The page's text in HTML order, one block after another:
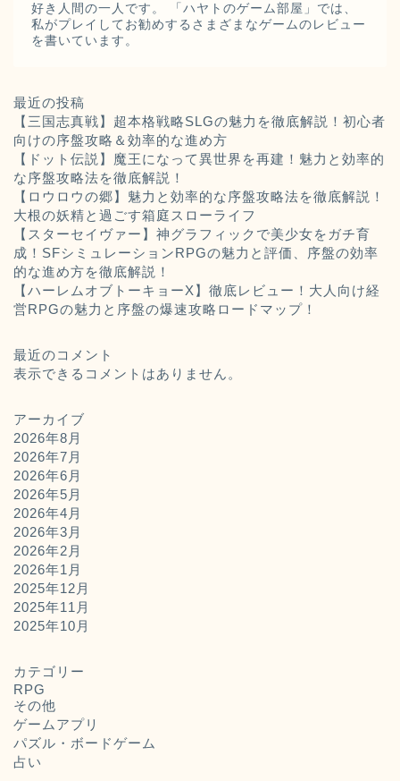
好き人間の一人です。 「ハヤトのゲーム部屋」では、
私がプレイしてお勧めするさまざまなゲームのレビュー
を書いています。
最近の投稿
【三国志真戦】超本格戦略SLGの魅力を徹底解説！初心者
向けの序盤攻略＆効率的な進め方
【ドット伝説】魔王になって異世界を再建！魅力と効率的
な序盤攻略法を徹底解説！
【ロウロウの郷】魅力と効率的な序盤攻略法を徹底解説！
大根の妖精と過ごす箱庭スローライフ
【スターセイヴァー】神グラフィックで美少女をガチ育
成！SFシミュレーションRPGの魅力と評価、序盤の効率
的な進め方を徹底解説！
【ハーレムオブトーキョーX】徹底レビュー！大人向け経
営RPGの魅力と序盤の爆速攻略ロードマップ！
最近のコメント
表示できるコメントはありません。
アーカイブ
2026年8月
2026年7月
2026年6月
2026年5月
2026年4月
2026年3月
2026年2月
2026年1月
2025年12月
2025年11月
2025年10月
カテゴリー
RPG
その他
ゲームアプリ
パズル・ボードゲーム
占い